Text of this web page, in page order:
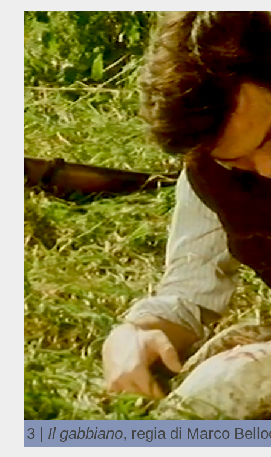
3 | Il gabbiano, regia di Marco